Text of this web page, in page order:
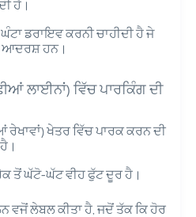
ਹੈ।
ਡਰਾਇਵ ਕਰਨੀ ਚਾਹੀਦੀ ਹੈ ਜੇ
ਆਦਰਸ਼ ਹਨ।
ਲਾਈਨਾਂ) ਵਿੱਚ ਪਾਰਕਿੰਗ ਦੀ
ਖੇਤਰ ਵਿੱਚ ਪਾਰਕ ਕਰਨ ਦੀ
ਤੋਂ ਘੱਟੋ-ਘੱਟ ਵੀਹ ਫੁੱਟ ਦੂਰ ਹੈ।
ਵਜੋਂ ਲੇਬਲ ਕੀਤਾ ਹੈ, ਜਦੋਂ ਤੱਕ ਕਿ ਹੋਰ